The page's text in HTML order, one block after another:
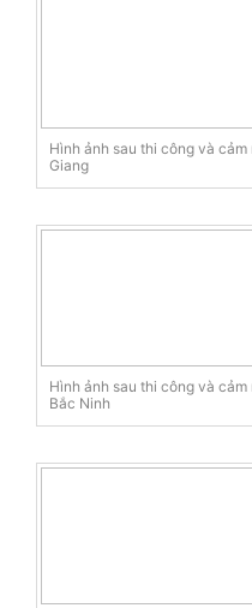
Hình ảnh sau thi công và
Giang
Hình ảnh sau thi công và
Bắc Ninh